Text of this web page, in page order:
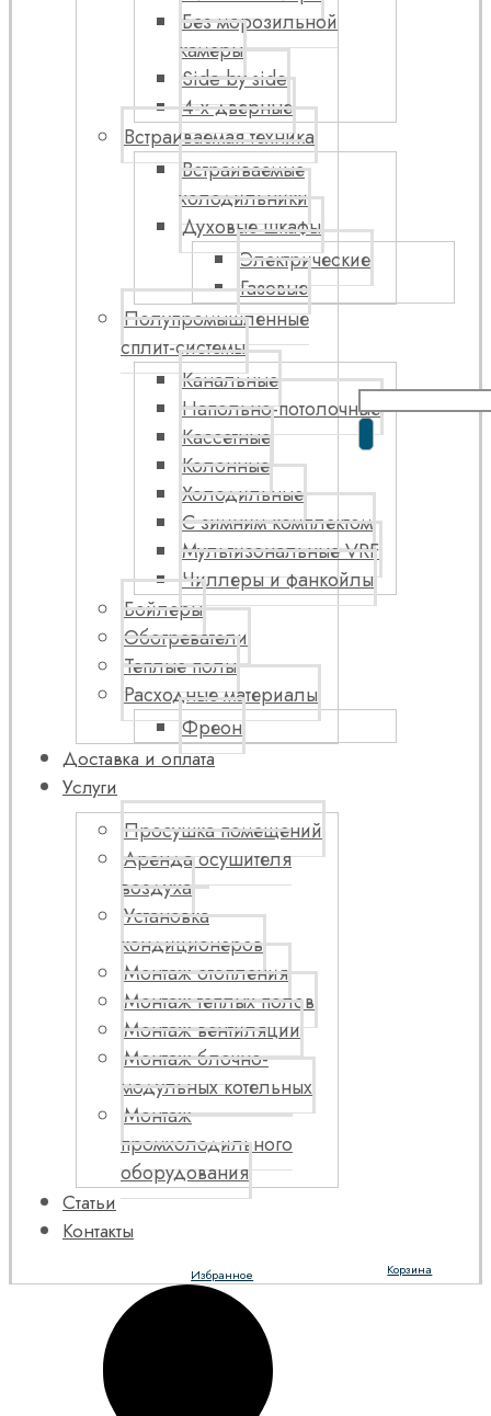
Без морозильной
камеры
Side by side
4-х дверные
Встраиваемая техника
Встраиваемые
холодильники
Духовые шкафы
Электрические
Газовые
Полупромышленные
сплит-системы
Канальные
Напольно-потолочные
Кассетные
Колонные
Холодильные
С зимним комплектом
Мультизональные VRF
Чиллеры и фанкойлы
Бойлеры
Обогреватели
Теплые полы
Расходные материалы
Фреон
Доставка и оплата
Услуги
Просушка помещений
Аренда осушителя
воздуха
Установка
кондиционеров
Монтаж отопления
Монтаж теплых полов
Монтаж вентиляции
Монтаж блочно-
модульных котельных
Монтаж
промхолодильного
оборудования
Статьи
Контакты
Корзина
Избранное